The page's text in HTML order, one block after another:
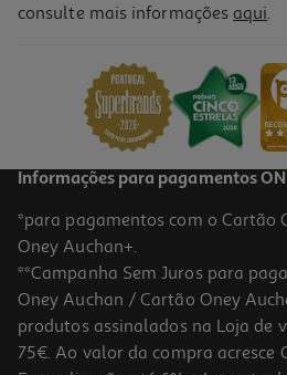
Tote Bag Algodão Auchan Roxo Your
consulte mais informações aqui.
Informações para pagamentos
*para pagamentos com o Cartão
Oney Auchan+.
**Campanha Sem Juros para
Oney Auchan / Cartão Oney
produtos assinalados na Loja de
75€. Ao valor da compra acresce